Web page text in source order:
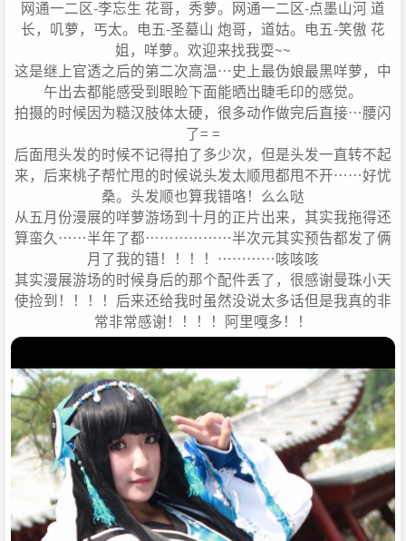
网通一二区-李忘生 花哥，秀萝。网通一二区-点墨山河 道
长，叽萝，丐太。电五-圣墓山 炮哥，道姑。电五-笑傲 花
姐，咩萝。欢迎来找我耍~~
这是继上官透之后的第二次高温…史上最伪娘最黑咩萝，中
午出去都能感受到眼睑下面能晒出睫毛印的感觉。
拍摄的时候因为糙汉肢体太硬，很多动作做完后直接…腰闪
了= =
后面甩头发的时候不记得拍了多少次，但是头发一直转不起
来，后来桃子帮忙甩的时候说头发太顺甩都甩不开……好忧
桑。头发顺也算我错咯！么么哒
从五月份漫展的咩萝游场到十月的正片出来，其实我拖得还
算蛮久……半年了都………………半次元其实预告都发了俩
月了我的错！！！！…………咳咳咳
其实漫展游场的时候身后的那个配件丢了，很感谢曼珠小天
使捡到！！！！后来还给我时虽然没说太多话但是我真的非
常非常感谢！！！！阿里嘎多！！